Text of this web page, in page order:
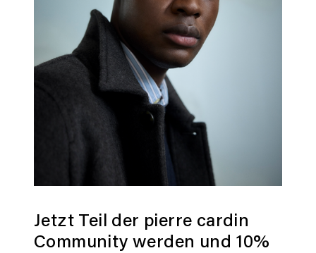
Jetzt Teil der pierre cardin
Community werden und 10%